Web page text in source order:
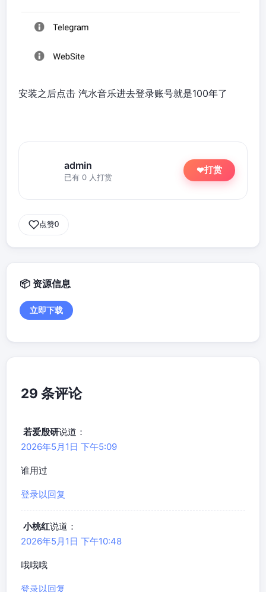
安装之后点击 汽水音乐进去登录账号就是100年了
admin
已有 0 人打赏
❤打赏
点赞0
资源信息
立即下载
29 条评论
若爱殷研说道：
2026年5月1日 下午5:09
谁用过
登录以回复
小桃红说道：
2026年5月1日 下午10:48
哦哦哦
登录以回复